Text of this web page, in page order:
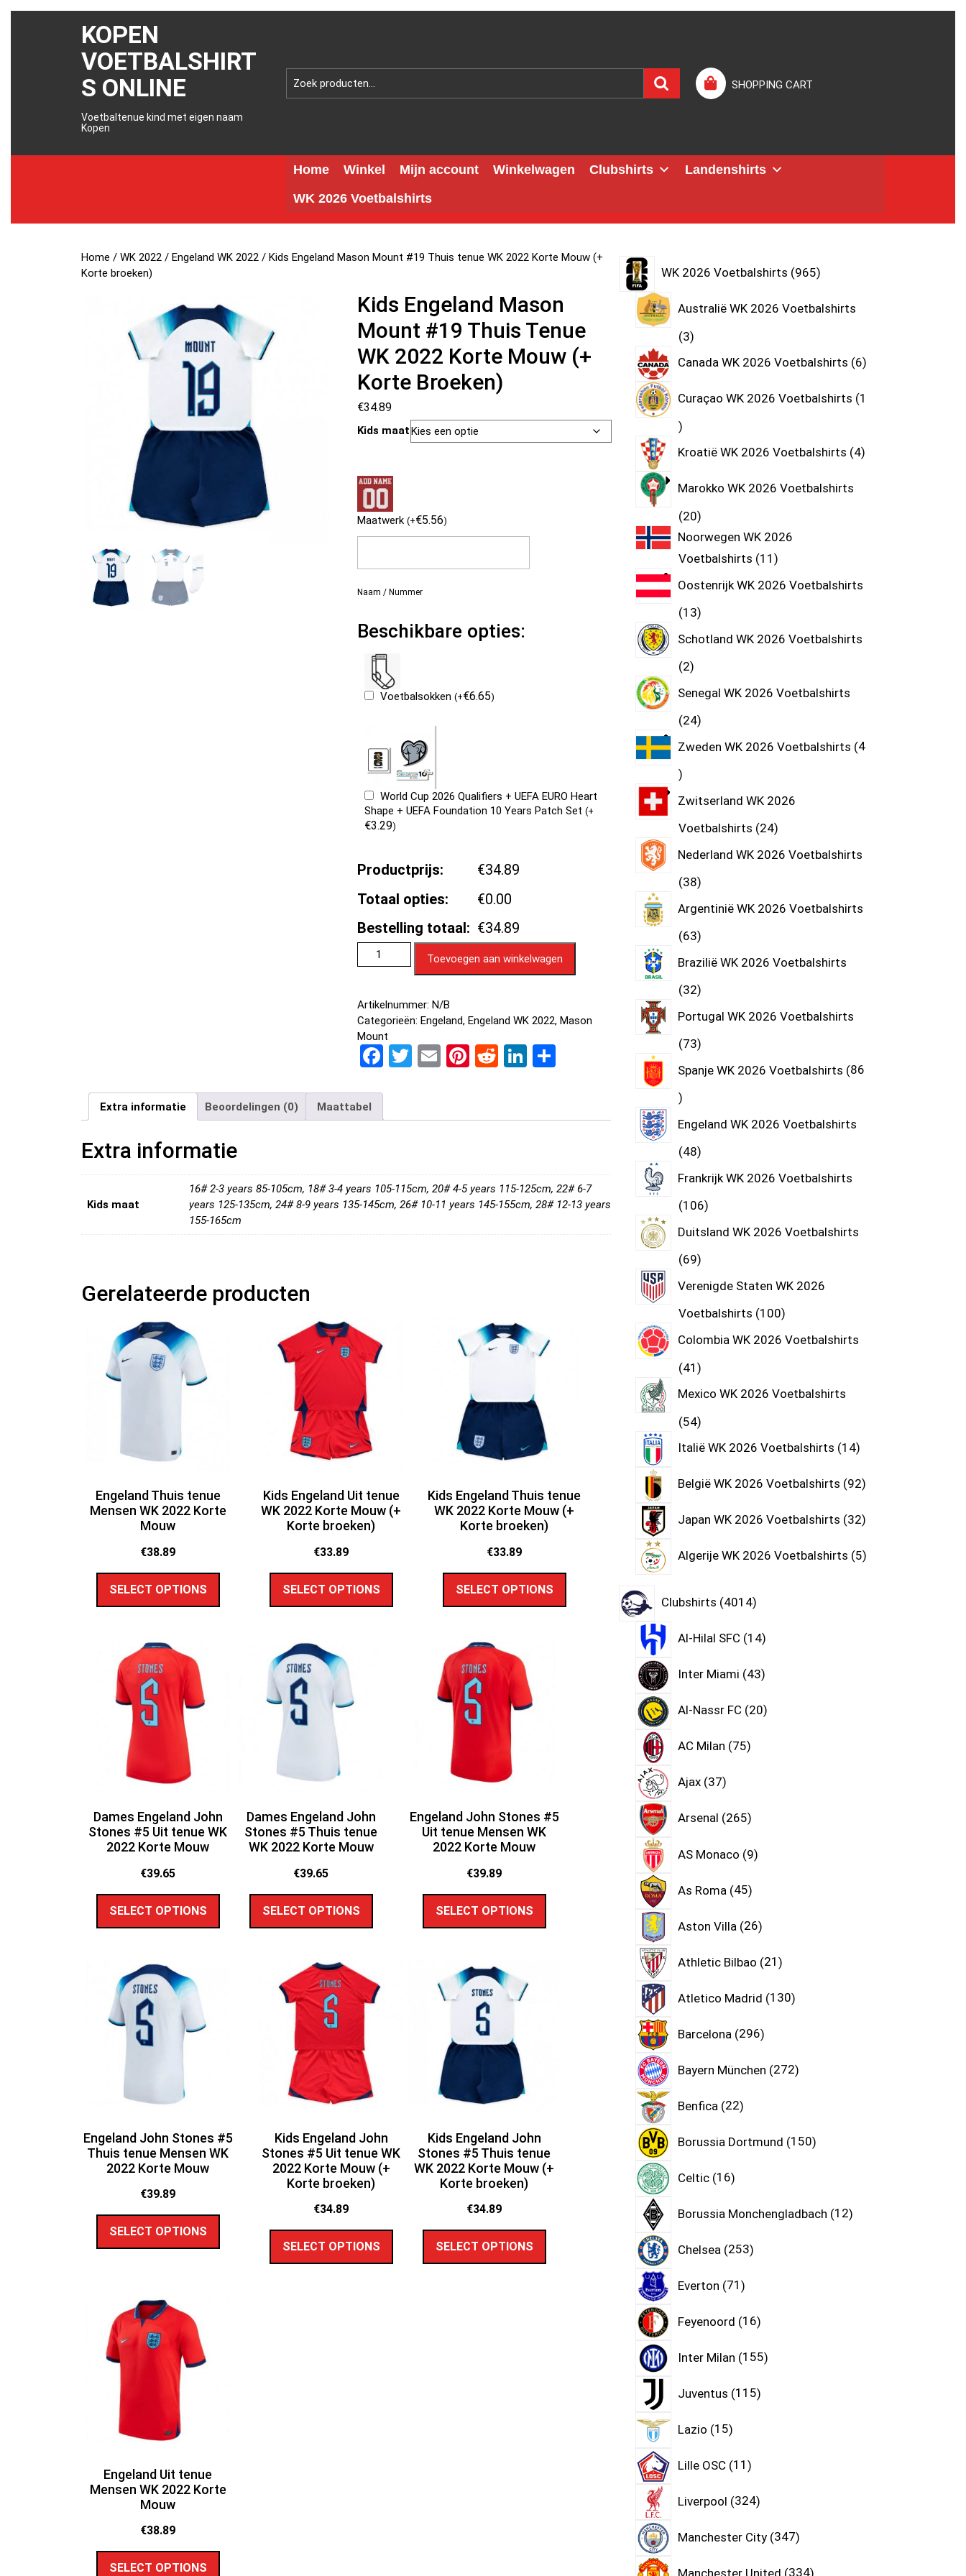
KOPEN
VOETBALSHIRT
S ONLINE
Voetbaltenue kind met eigen naam
Kopen
SHOPPING CART
Home Winkel Mijn account Winkelwagen Clubshirts
Landenshirts
WK 2026 Voetbalshirts
Home /WK 2022 /Engeland WK 2022 / Kids Engeland Mason Mount #19 Thuis tenue WK 2022 Korte Mouw (+
Korte broeken)
Kids Engeland Mason
Mount #19 Thuis Tenue
WK 2022 Korte Mouw (+
Korte Broeken)
€34.89
Kids maat
Maatwerk (+€5.56)
Naam / Nummer
Beschikbare opties:
Voetbalsokken (+€6.65)
World Cup 2026 Qualifiers + UEFA EURO Heart
Shape + UEFA Foundation 10 Years Patch Set (+
€3.29)
Productprijs:
€34.89
Totaal opties:
€0.00
Bestelling totaal: €34.89
Toevoegen aan winkelwagen
Artikelnummer: N/B
Categorieën: Engeland, Engeland WK 2022, Mason
Mount
F
ce
b
o
k
T
er
E Pi
es
R
di
Li
dI
D
n
Extra informatie Beoordelingen (0) Maattabel
Extra informatie
Kids maat
16# 2-3 years 85-105cm, 18# 3-4 years 105-115cm, 20# 4-5 years 115-125cm, 22# 6-7
years 125-135cm, 24# 8-9 years 135-145cm, 26# 10-11 years 145-155cm, 28# 12-13 years
155-165cm
Gerelateerde producten
Engeland Thuis tenue
Mensen WK 2022 Korte
Mouw
€38.89
SELECT OPTIONS
Kids Engeland Uit tenue
WK 2022 Korte Mouw (+
Korte broeken)
€33.89
SELECT OPTIONS
Kids Engeland Thuis tenue
WK 2022 Korte Mouw (+
Korte broeken)
€33.89
SELECT OPTIONS
Dames Engeland John
Stones #5 Uit tenue WK
2022 Korte Mouw
€39.65
SELECT OPTIONS
Dames Engeland John
Stones #5 Thuis tenue
WK 2022 Korte Mouw
€39.65
SELECT OPTIONS
Engeland John Stones #5
Uit tenue Mensen WK
2022 Korte Mouw
€39.89
SELECT OPTIONS
Engeland John Stones #5
Thuis tenue Mensen WK
2022 Korte Mouw
€39.89
SELECT OPTIONS
Kids Engeland John
Stones #5 Uit tenue WK
2022 Korte Mouw (+
Korte broeken)
€34.89
SELECT OPTIONS
Kids Engeland John
Stones #5 Thuis tenue
WK 2022 Korte Mouw (+
Korte broeken)
€34.89
SELECT OPTIONS
Engeland Uit tenue
Mensen WK 2022 Korte
Mouw
€38.89
SELECT OPTIONS
WK 2026 Voetbalshirts 965
Australië WK 2026 Voetbalshirts
3
Canada WK 2026 Voetbalshirts 6
Curaçao WK 2026 Voetbalshirts 1
Kroatië WK 2026 Voetbalshirts 4
Marokko WK 2026 Voetbalshirts
20
Noorwegen WK 2026
Voetbalshirts 11
Oostenrijk WK 2026 Voetbalshirts
13
Schotland WK 2026 Voetbalshirts
2
Senegal WK 2026 Voetbalshirts
24
Zweden WK 2026 Voetbalshirts 4
Zwitserland WK 2026
Voetbalshirts 24
Nederland WK 2026 Voetbalshirts
38
Argentinië WK 2026 Voetbalshirts
63
Brazilië WK 2026 Voetbalshirts
32
Portugal WK 2026 Voetbalshirts
73
Spanje WK 2026 Voetbalshirts 86
Engeland WK 2026 Voetbalshirts
48
Frankrijk WK 2026 Voetbalshirts
106
Duitsland WK 2026 Voetbalshirts
69
Verenigde Staten WK 2026
Voetbalshirts 100
Colombia WK 2026 Voetbalshirts
41
Mexico WK 2026 Voetbalshirts
54
Italië WK 2026 Voetbalshirts 14
België WK 2026 Voetbalshirts 92
Japan WK 2026 Voetbalshirts 32
Algerije WK 2026 Voetbalshirts 5
Clubshirts 4014
Al-Hilal SFC 14
Inter Miami 43
Al-Nassr FC 20
AC Milan 75
Ajax 37
Arsenal 265
AS Monaco 9
As Roma 45
Aston Villa 26
Athletic Bilbao 21
Atletico Madrid 130
Barcelona 296
Bayern München 272
Benfica 22
Borussia Dortmund 150
Celtic 16
Borussia Monchengladbach 12
Chelsea 253
Everton 71
Feyenoord 16
Inter Milan 155
Juventus 115
Lazio 15
Lille OSC 11
Liverpool 324
Manchester City 347
Manchester United 334